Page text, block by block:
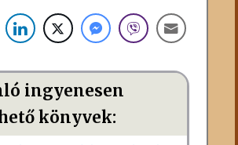
ingyenesen
könyvek: